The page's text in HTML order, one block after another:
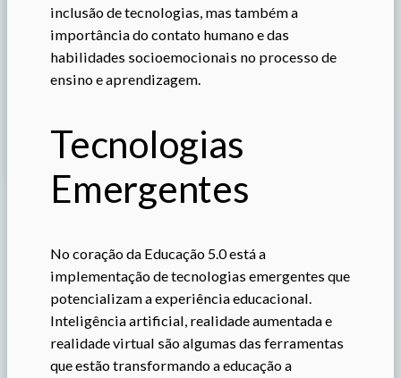
inclusão de tecnologias, mas também a
importância do contato humano e das
habilidades socioemocionais no processo de
ensino e aprendizagem.
Tecnologias
Emergentes
No coração da Educação 5.0 está a
implementação de tecnologias emergentes que
potencializam a experiência educacional.
Inteligência artificial, realidade aumentada e
realidade virtual são algumas das ferramentas
que estão transformando a educação a